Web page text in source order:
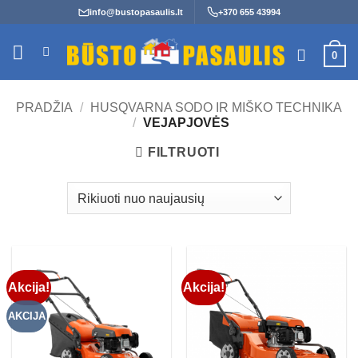
content
info@bustopasaulis.lt +370 655 43994
0
PRADŽIA /
HUSQVARNA SODO IR MIŠKO TECHNIKA
/ VEJAPJOVĖS
FILTRUOTI
Akcija!
AKCIJA
Akcija!